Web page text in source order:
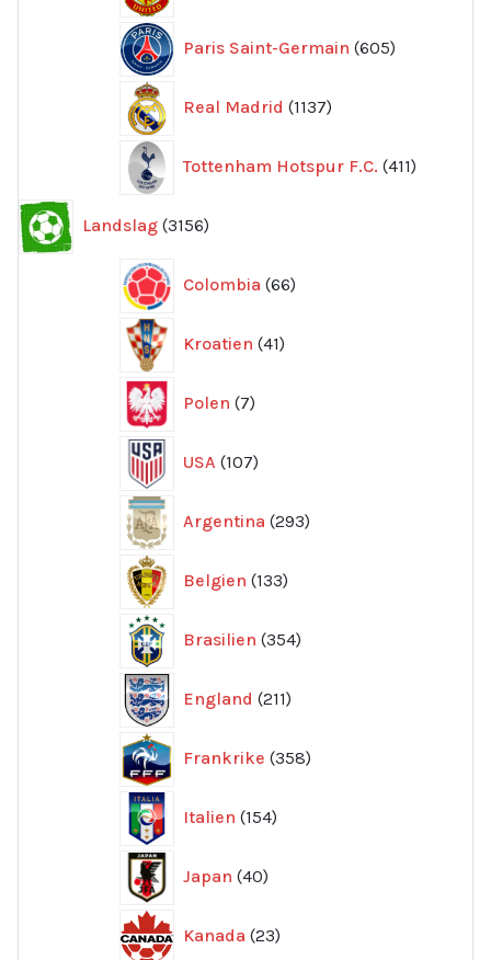
Paris Saint-Germain 605
produkter
Real Madrid 1137
produkter
Tottenham Hotspur F.C. 411
produkter
Landslag 3156
produkter
Colombia 66
produkter
Kroatien 41
produkter
Polen 7
produkter
USA 107
produkter
Argentina 293
produkter
Belgien 133
produkter
Brasilien 354
produkter
England 211
produkter
Frankrike 358
produkter
Italien 154
produkter
Japan 40
produkter
Kanada 23
produkter